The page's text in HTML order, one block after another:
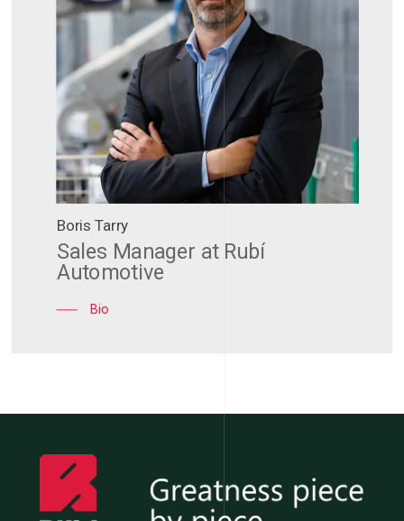
Boris Tarry
Sales Manager at Rubí
Automotive
Bio